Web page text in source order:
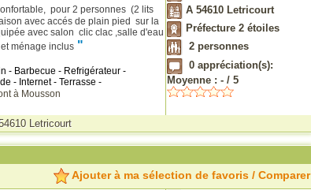
pour 2 personnes (2 lits
avec accés de plain pied sur la
avec salon clic clac ,salle d'eau
ménage inclus "
- Barbecue - Refrigérateur -
- Internet - Terrasse -
à Mousson
A 54610 Letricourt
Préfecture 2 étoiles
2 personnes
0appréciation(s):
Moyenne : -/ 5
Letricourt
Ajouter à ma sélection de favoris / Comparer